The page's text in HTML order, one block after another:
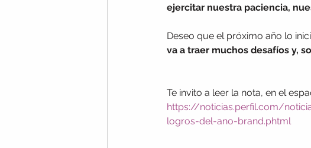
ejercitar nuestra paciencia,
Deseo que el próximo año lo
va a traer muchos desafíos y,
Te invito a leer la nota, en el
https://noticias.perfil.com/
logros-del-ano-brand.phtml